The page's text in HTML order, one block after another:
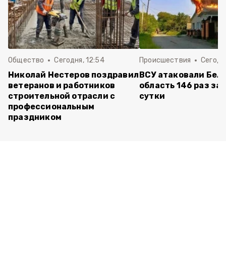
Общество Сегодня, 12:54
Николай Нестеров поздравил
ветеранов и работников
строительной отрасли с
профессиональным
праздником
Происшествия
ВСУ атаковали
область 146 раз
сутки